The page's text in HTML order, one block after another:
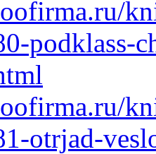
podklass-
otrjad-